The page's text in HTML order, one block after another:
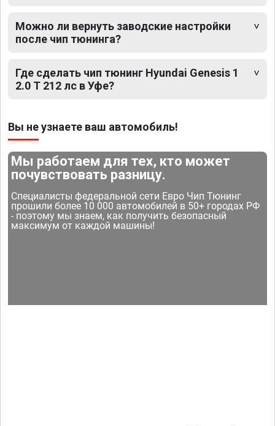
Можно ли вернуть заводские настройки
после чип тюнинга?
Где сделать чип тюнинг Hyundai Genesis 1
2.0 T 212 лс в Уфе?
Вы не узнаете ваш автомобиль!
Мы работаем для тех, кто может
почувствовать разницу.
Специалисты федеральной сети Евро Чип Тюнинг
прошили более 10 000 автомобилей в 50+ городах РФ
- поэтому мы знаем, как получить безопасный
максимум от каждой машины!